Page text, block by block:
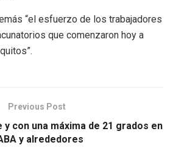
“el esfuerzo de los trabajadores
que comenzaron hoy a
Previous Post
con una máxima de 21 grados en
y alrededores